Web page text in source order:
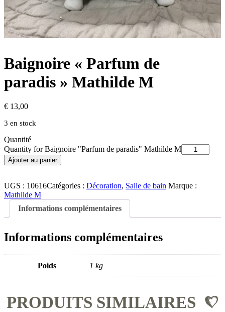
Baignoire « Parfum de
paradis » Mathilde M
€ 13,00
3 en stock
Quantité
Quantity for Baignoire "Parfum de paradis" Mathilde M
Ajouter au panier
UGS : 10616Catégories : Décoration, Salle de bain Marque :
Mathilde M
Informations complémentaires
Informations complémentaires
Poids 1 kg
PRODUITS SIMILAIRES